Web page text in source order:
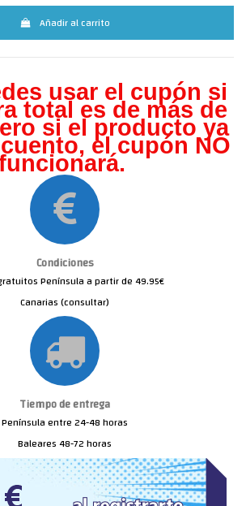
Añadir al carrito
usar el cupón si
total es de más de
si el producto ya
el cupón NO
Condiciones
Península a partir de 49.95€
Canarias (consultar)
Tiempo de entrega
Península entre 24-48 horas
Baleares 48-72 horas